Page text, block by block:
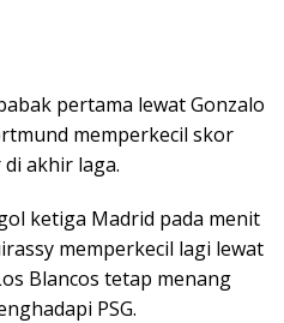
pertama lewat Gonzalo
memperkecil skor
akhir laga.
ketiga Madrid pada menit
memperkecil lagi lewat
Blancos tetap menang
PSG.